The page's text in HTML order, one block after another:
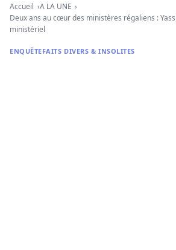
Accueil
A LA UNE
Deux ans au cœur des ministères régaliens :
ministériel
ENQUÊTEFAITS DIVERS & INSOLITES